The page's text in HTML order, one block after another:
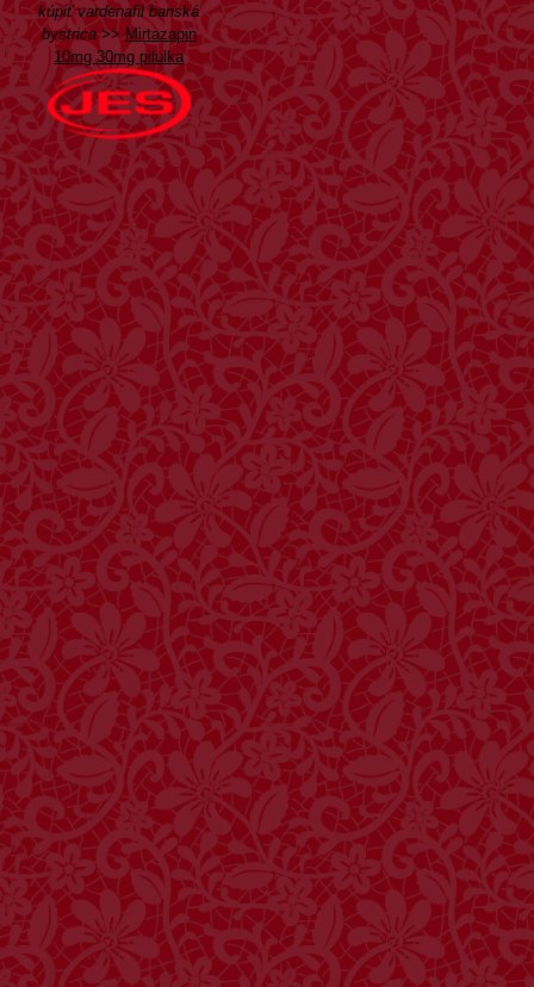
kúpiť vardenafil banská
bystrica >>Mirtazapin
10mg 30mg pilulka